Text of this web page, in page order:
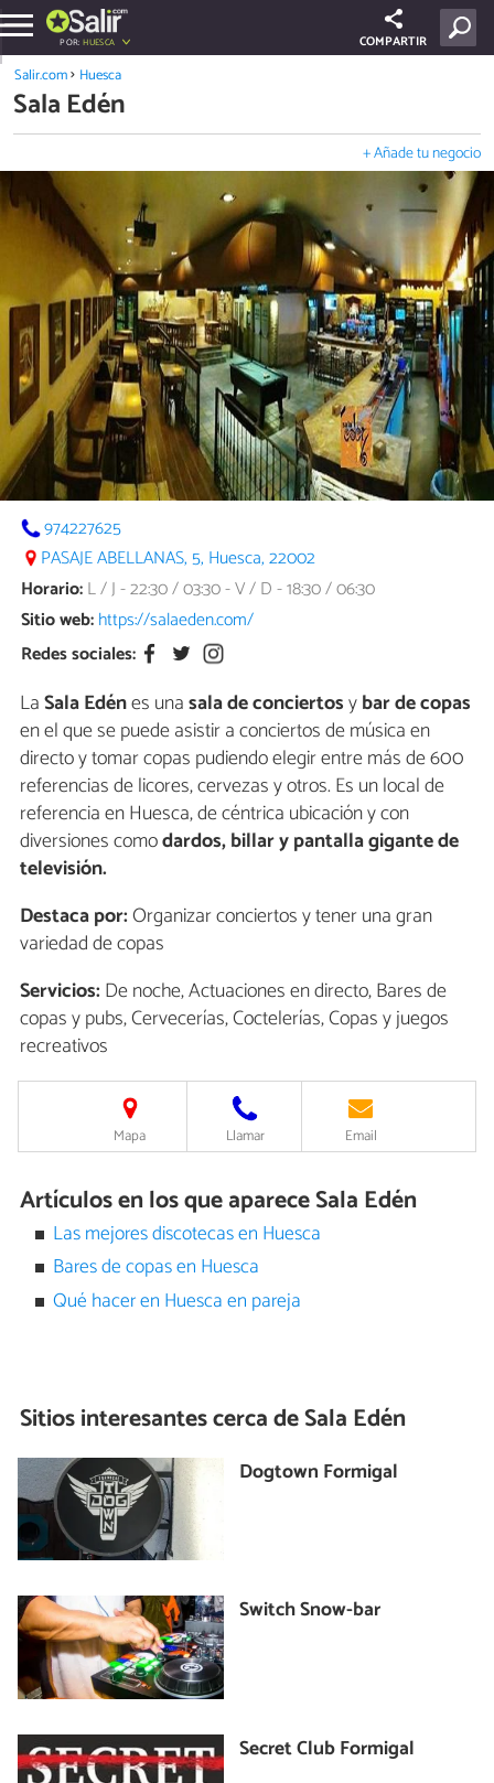
POR:HUESCA COMPARTIR
Salir.com Huesca
Sala Edén
+ Añade tu negocio
974227625
PASAJE ABELLANAS, 5, Huesca, 22002
Horario:L / J - 22:30 / 03:30 - V / D - 18:30 / 06:30
Sitio web:https://salaeden.com/
Redes sociales:
LaSala Edénes unasala de conciertosybar de copas
en el que se puede asistir a conciertos de música en
directo y tomar copas pudiendo elegir entre más de 600
referencias de licores, cervezas y otros. Es un local de
referencia en Huesca, de céntrica ubicación y con
diversiones comodardos, billar y pantalla gigante de
televisión.
Destaca por:Organizar conciertos y tener una gran
variedad de copas
Servicios:De noche, Actuaciones en directo, Bares de
copas y pubs, Cervecerías, Coctelerías, Copas y juegos
recreativos
Mapa Llamar Email
Artículos en los que aparece Sala Edén
Las mejores discotecas en Huesca
Bares de copas en Huesca
Qué hacer en Huesca en pareja
Sitios interesantes cerca deSala Edén
Dogtown Formigal
Switch Snow-bar
Secret Club Formigal